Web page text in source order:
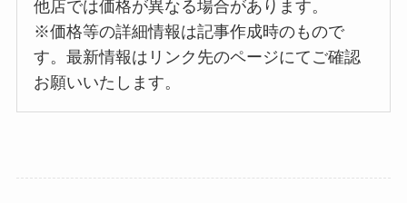
他店では価格が異なる場合があります。
※価格等の詳細情報は記事作成時のもので
す。最新情報はリンク先のページにてご確認
お願いいたします。